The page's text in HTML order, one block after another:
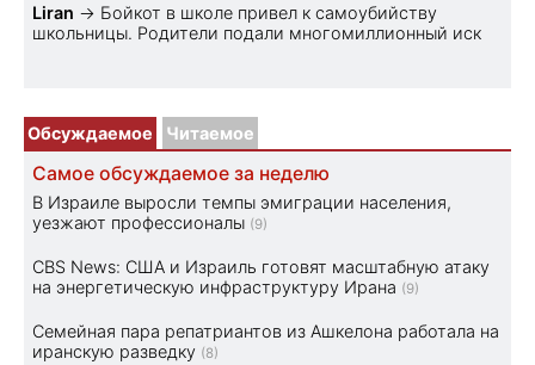
Liran → Бойкот в школе привел к самоубийству
школьницы. Родители подали многомиллионный иск
Обсуждаемое Читаемое
Самое обсуждаемое за неделю
В Израиле выросли темпы эмиграции населения,
уезжают профессионалы (9)
CBS News: США и Израиль готовят масштабную атаку
на энергетическую инфраструктуру Ирана (9)
Семейная пара репатриантов из Ашкелона работала на
иранскую разведку (8)